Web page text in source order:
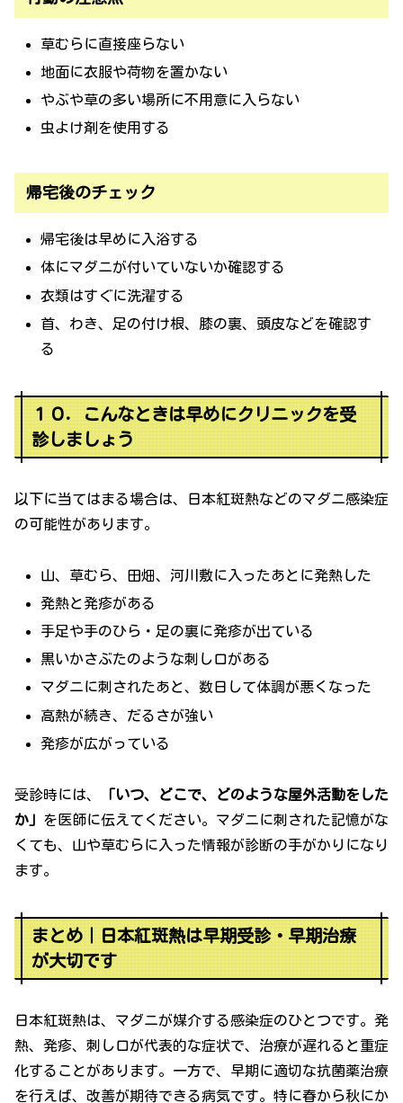
草むらに直接座らない
地面に衣服や荷物を置かない
やぶや草の多い場所に不用意に入らない
虫よけ剤を使用する
帰宅後のチェック
帰宅後は早めに入浴する
体にマダニが付いていないか確認する
衣類はすぐに洗濯する
首、わき、足の付け根、膝の裏、頭皮などを確認す
る
１０．こんなときは早めにクリニックを受
診しましょう
以下に当てはまる場合は、日本紅斑熱などのマダニ感染症
の可能性があります。
山、草むら、田畑、河川敷に入ったあとに発熱した
発熱と発疹がある
手足や手のひら・足の裏に発疹が出ている
黒いかさぶたのような刺し口がある
マダニに刺されたあと、数日して体調が悪くなった
高熱が続き、だるさが強い
発疹が広がっている
受診時には、
「いつ、どこで、どのような屋外活動をした
か」 を医師に伝えてください。マダニに刺された記憶がな
くても、山や草むらに入った情報が診断の手がかりになり
ます。
まとめ｜日本紅斑熱は早期受診・早期治療
が大切です
日本紅斑熱は、マダニが媒介する感染症のひとつです。発
熱、発疹、刺し口が代表的な症状で、治療が遅れると重症
化することがあります。一方で、早期に適切な抗菌薬治療
を行えば、改善が期待できる病気です。特に春から秋にか